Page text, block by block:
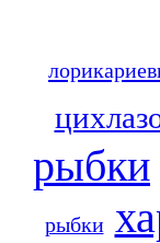
рыбки
рыбки